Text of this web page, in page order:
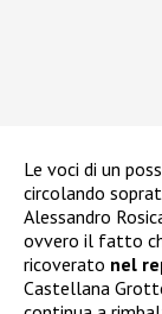
Le voci di un
circolando
Alessandro
ovvero il fatto
ricoverato nel
Castellana